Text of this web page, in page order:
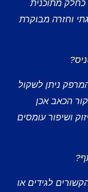
כחלק מתוכנית
וחזרה מבוקרת
ניתן לשקול
הכאב אכן
ושיפור עומסים
לגידים או